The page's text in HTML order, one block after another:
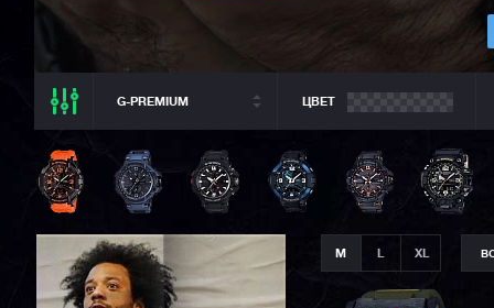
G-PREMIUM
ВСЕ РАЗДЕЛЫ
ВСЕ CASIO
CASIO G-SHOCK
CASIO BABY-G
CASIO PRO TREK
ЦВЕТ
M XL